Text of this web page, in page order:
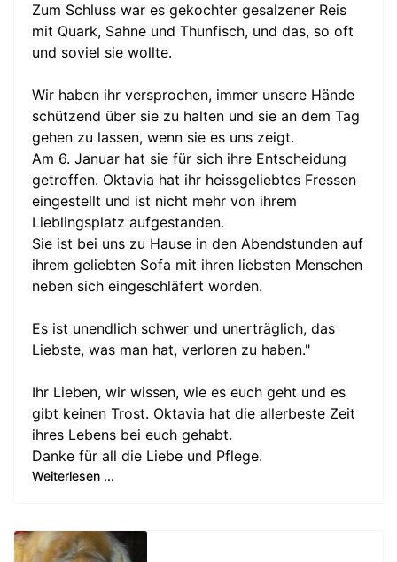
Zum Schluss war es gekochter gesalzener Reis
mit Quark, Sahne und Thunfisch, und das, so oft
und soviel sie wollte.
Wir haben ihr versprochen, immer unsere Hände
schützend über sie zu halten und sie an dem Tag
gehen zu lassen, wenn sie es uns zeigt.
Am 6. Januar hat sie für sich ihre Entscheidung
getroffen. Oktavia hat ihr heissgeliebtes Fressen
eingestellt und ist nicht mehr von ihrem
Lieblingsplatz aufgestanden.
Sie ist bei uns zu Hause in den Abendstunden auf
ihrem geliebten Sofa mit ihren liebsten Menschen
neben sich eingeschläfert worden.
Es ist unendlich schwer und unerträglich, das
Liebste, was man hat, verloren zu haben."
Ihr Lieben, wir wissen, wie es euch geht und es
gibt keinen Trost. Oktavia hat die allerbeste Zeit
ihres Lebens bei euch gehabt.
Danke für all die Liebe und Pflege.
Weiterlesen ...